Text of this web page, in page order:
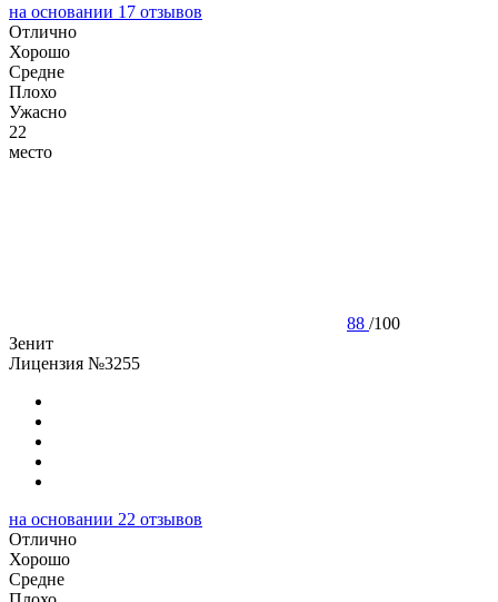
на основании 17 отзывов
Отлично
Хорошо
Cредне
Плохо
Ужасно
22
место
88 /100
Зенит
Лицензия №3255
на основании 22 отзывов
Отлично
Хорошо
Cредне